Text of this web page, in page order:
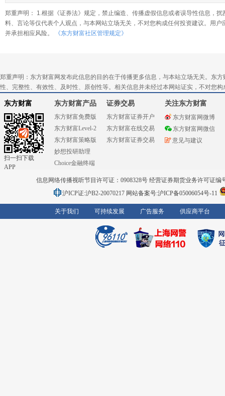
郑重声明： 1.根据《证券法》规定，禁止编造、传播虚假信息或者误导性信息，
料、言论等仅代表个人观点，与本网站立场无关，不对您构成任何投资建议。用
并承担相应风险。
《东方财富社区管理规定》
郑重声明：东方财富网发布此信息的目的在于传播更多信息，与本站立场无关。东
性、完整性、有效性、及时性、原创性等。相关信息并未经过本网站证实，不对您
东方财富
扫一扫下载
APP
东方财富产品
东方财富免费版
东方财富Level-2
东方财富策略版
妙想投研助理
Choice金融终端
证券交易
东方财富证券开户
东方财富在线交易
东方财富证券交易
关注东方财富
东方财富网微博
东方财富网微信
意见与建议
信息网络传播视听节目许可证：0908328号 经营证券期货业务许可证编
沪ICP证:沪B2-20070217 网站备案号:沪ICP备05006054号-11
关于我们 可持续发展 广告服务 供应商平台